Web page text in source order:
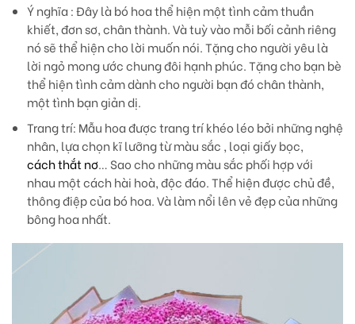
Ý nghĩa: Đây là bó hoa thể hiện một tình cảm thuần
khiết, đơn sơ, chân thành. Và tuỳ vào mỗi bối cảnh riêng
nó sẽ thể hiện cho lời muốn nói. Tặng cho người yêu là
lời ngỏ mong ước chung đôi hạnh phúc. Tặng cho bạn bè
thể hiện tình cảm dành cho người bạn đó chân thành,
một tình bạn giản dị.
Trang trí: Mẫu hoa được trang trí khéo léo bởi những nghệ
nhân, lựa chọn kĩ lưỡng từ màu sắc , loại giấy bọc,
cách thắt nơ… Sao cho những màu sắc phối hợp với
nhau một cách hài hoà, độc đáo. Thể hiện được chủ đề,
thông điệp của bó hoa. Và làm nổi lên vẻ đẹp của những
bông hoa nhất.